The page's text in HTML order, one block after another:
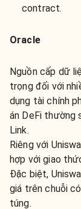
contract.
Oracle
Nguồn cấp dữ
trọng đối với
dụng tài chính
án DeFi thường
Link.
Riêng với
hợp với giao
Đặc biệt,
giá trên chuỗi
túng.